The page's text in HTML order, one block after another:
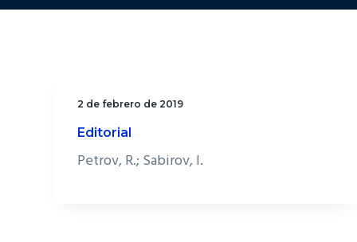
2 de febrero de 2019
Editorial
Petrov, R.; Sabirov, I.